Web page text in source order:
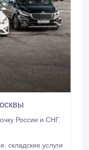
России и СНГ.
складские услуги